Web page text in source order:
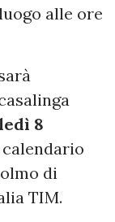
alle ore
8
calendario
di
TIM.